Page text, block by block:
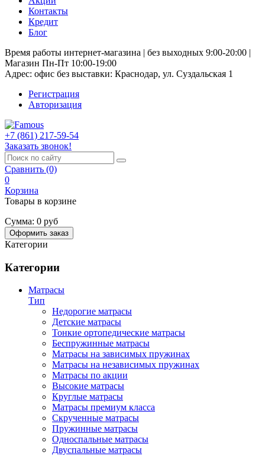
Контакты
Кредит
Блог
Время работы интернет-магазина | без выходных 9:00-20:00 |
Магазин Пн-Пт 10:00-19:00
Адрес: офис без выставки: Краснодар, ул. Суздальская 1
Регистрация
Авторизация
+7 (861) 217-59-54
Заказать звонок!
Сравнить (0)
0
Корзина
Товары в корзине
Сумма: 0 руб
Оформить заказ
Категории
Категории
Матрасы
Тип
Недорогие матрасы
Детские матрасы
Тонкие ортопедические матрасы
Беспружинные матрасы
Матрасы на зависимых пружинах
Матрасы на независимых пружинах
Матрасы по акции
Высокие матрасы
Круглые матрасы
Матрасы премиум класса
Скрученные матрасы
Пружинные матрасы
Односпальные матрасы
Двуспальные матрасы